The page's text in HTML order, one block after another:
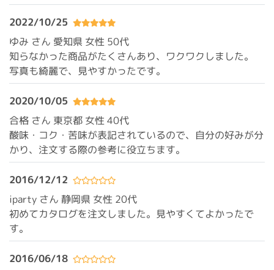
2022/10/25
ゆみ さん 愛知県 女性 50代
知らなかった商品がたくさんあり、ワクワクしました。
写真も綺麗で、見やすかったです。
2020/10/05
合格 さん 東京都 女性 40代
酸味・コク・苦味が表記されているので、自分の好みが分
かり、注文する際の参考に役立ちます。
2016/12/12
iparty さん 静岡県 女性 20代
初めてカタログを注文しました。見やすくてよかったで
す。
2016/06/18